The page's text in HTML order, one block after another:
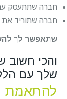
חברה שתתעסק
חברה שתוריד
שתאפשר לך
והכי
שלך עם
להתאמת